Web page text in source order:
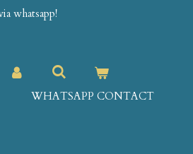
whatsapp!
WHATSAPP CONTACT